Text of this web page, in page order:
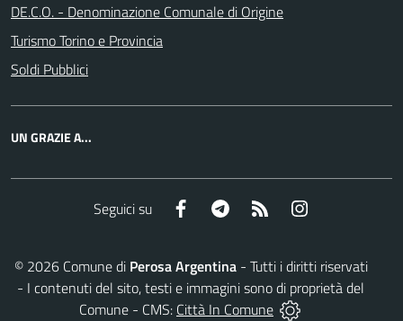
DE.C.O. - Denominazione Comunale di Origine
Turismo Torino e Provincia
Soldi Pubblici
UN GRAZIE A...
Seguici su Facebook Telegram RSS
© 2026Comune di Perosa Argentina- Tutti i diritti riservati
- I contenuti del sito, testi e immagini sono di proprietà del
Comune - CMS: Città In Comune